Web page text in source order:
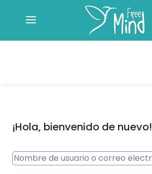
¡Hola, bienvenido de nuevo!